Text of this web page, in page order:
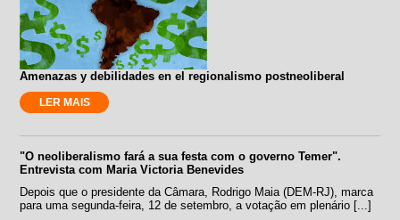
Amenazas y debilidades en el regionalismo postneoliberal
LER MAIS
"O neoliberalismo fará a sua festa com o governo Temer".
Entrevista com Maria Victoria Benevides
Depois que o presidente da Câmara, Rodrigo Maia (DEM-RJ), marca
para uma segunda-feira, 12 de setembro, a votação em plenário [...]